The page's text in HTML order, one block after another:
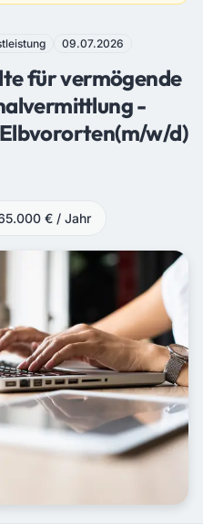
09.07.2026
für vermögende
-
w/d)
€ / Jahr